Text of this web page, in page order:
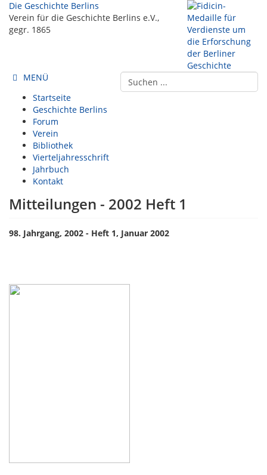
Die Geschichte Berlins
Verein für die Geschichte Berlins e.V.,
gegr. 1865
MENÜ
Startseite
Geschichte Berlins
Forum
Verein
Bibliothek
Vierteljahresschrift
Jahrbuch
Kontakt
Mitteilungen - 2002 Heft 1
98. Jahrgang, 2002 - Heft 1, Januar 2002